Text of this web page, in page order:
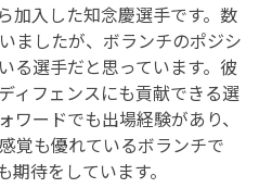
加入した知念慶選手です。数
ましたが、ボランチのポジシ
る選手だと思っています。彼
ィフェンスにも貢献できる選
ワードでも出場経験があり、
覚も優れているボランチで
待をしています。